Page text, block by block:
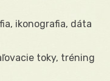
ikonografia, dáta
toky, tréning